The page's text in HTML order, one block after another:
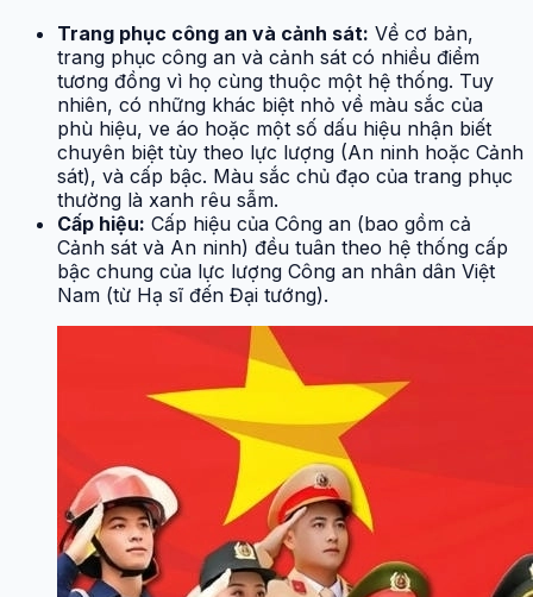
Trang phục công an và cảnh sát: Về cơ bản,
trang phục công an và cảnh sát có nhiều điểm
tương đồng vì họ cùng thuộc một hệ thống. Tuy
nhiên, có những khác biệt nhỏ về màu sắc của
phù hiệu, ve áo hoặc một số dấu hiệu nhận biết
chuyên biệt tùy theo lực lượng (An ninh hoặc Cảnh
sát), và cấp bậc. Màu sắc chủ đạo của trang phục
thường là xanh rêu sẫm.
Cấp hiệu: Cấp hiệu của Công an (bao gồm cả
Cảnh sát và An ninh) đều tuân theo hệ thống cấp
bậc chung của lực lượng Công an nhân dân Việt
Nam (từ Hạ sĩ đến Đại tướng).